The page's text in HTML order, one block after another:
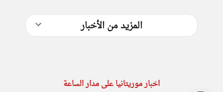
المزيد من الأخبار
اخبار موريتانيا على مدار الساعة